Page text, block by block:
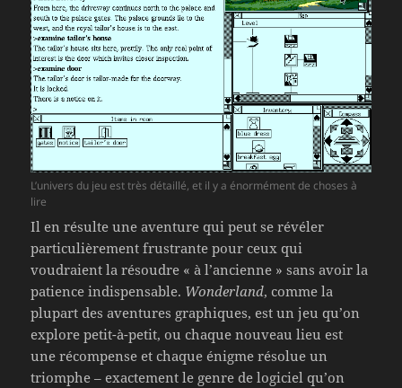
L’univers du jeu est très détaillé, et il y a énormément de choses à
lire
Il en résulte une aventure qui peut se révéler
particulièrement frustrante pour ceux qui
voudraient la résoudre « à l’ancienne » sans avoir la
patience indispensable. Wonderland, comme la
plupart des aventures graphiques, est un jeu qu’on
explore petit-à-petit, ou chaque nouveau lieu est
une récompense et chaque énigme résolue un
triomphe – exactement le genre de logiciel qu’on